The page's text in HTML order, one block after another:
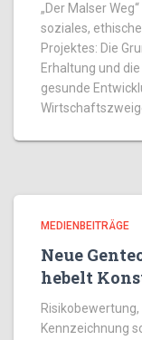
„Der Malser
soziales,
Projektes: Die
Erhaltung und
gesunde
MEDIENBEITRÄGE
Neue
hebelt
Kennzeichnung